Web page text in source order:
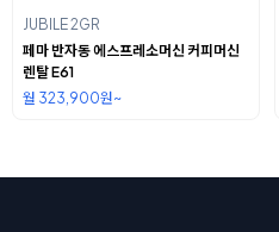
JUBILE 2GR
페마 반자동 에스프레소머신 커피머신
렌탈 E61
월 323,900원~